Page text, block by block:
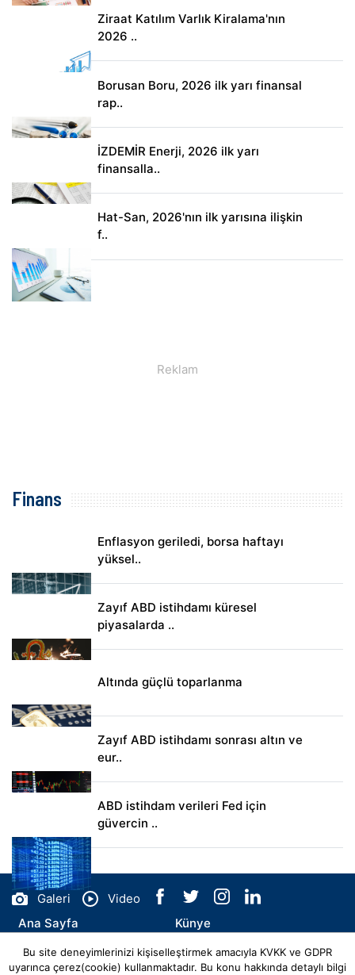
Ziraat Katılım Varlık Kiralama'nın
2026 ..
Borusan Boru, 2026 ilk yarı finansal
rap..
İZDEMİR Enerji, 2026 ilk yarı
finansalla..
Hat-San, 2026'nın ilk yarısına ilişkin
f..
Finans
Enflasyon geriledi, borsa haftayı
yüksel..
Zayıf ABD istihdamı küresel
piyasalarda ..
Altında güçlü toparlanma
Zayıf ABD istihdamı sonrası altın ve
eur..
ABD istihdam verileri Fed için
güvercin ..
Galeri
Video
Ana Sayfa
Künye
İletişim
Bu site deneyimlerinizi kişiselleştirmek amacıyla KVKK ve GDPR
uyarınca çerez(cookie) kullanmaktadır. Bu konu hakkında detaylı bilgi